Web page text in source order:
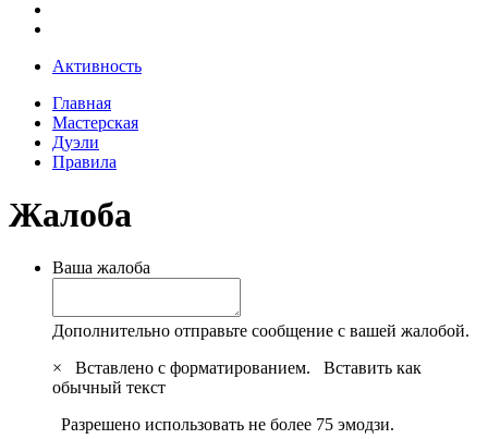
Активность
Главная
Мастерская
Дуэли
Правила
Жалоба
Ваша жалоба
Дополнительно отправьте сообщение с вашей жалобой.
×
Вставлено с форматированием. Вставить как
обычный текст
Разрешено использовать не более 75 эмодзи.